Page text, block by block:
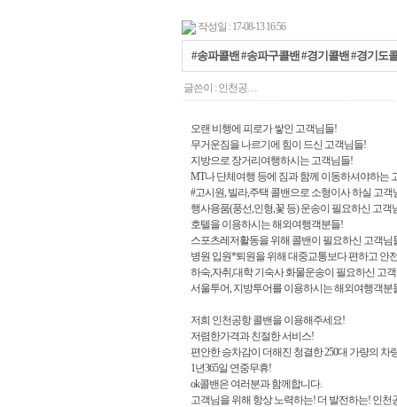
작성일 : 17-08-13 16:56
#송파콜밴 #송파구콜밴 #경기콜밴 #경기도
글쓴이 : 인천공…
오랜 비행에 피로가 쌓인 고객님들!
무거운짐을 나르기에 힘이 드신 고객님들!
지방으로 장거리여행하시는 고객님들!
MT나 단체여행 등에 짐과 함께 이동하셔야하는
#고시원, 빌라,주택 콜밴으로 소형이사 하실 고객
행사용품(풍선,인형,꽃 등) 운송이 필요하신 고객
호텔을 이용하시는 해외여행객분들!
스포츠레저활동을 위해 콜밴이 필요하신 고객님
병원 입원*퇴원을 위해 대중교통보다 편하고 안
하숙,자취,대학 기숙사 화물운송이 필요하신 고
서울투어, 지방투어를 이용하시는 해외여행객분
저희 인천공항 콜밴을 이용해주세요!
저렴한가격과 친절한 서비스!
편안한 승차감이 더해진 청결한 250대 가량의 차
1년365일 연중무휴!
ok콜밴은 여러분과 함께합니다.
고객님을 위해 항상 노력하는! 더 발전하는! 인천